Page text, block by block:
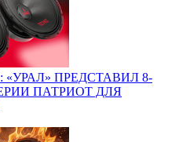
ПРЕДСТАВИЛ 8-
ПАТРИОТ ДЛЯ